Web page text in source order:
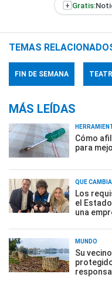
+ Gratis:
TEMAS
FIN DE SEMANA
MÁS LEÍDAS
Cómo
para
QUÉ
Los
el
una
MUNDO
Su